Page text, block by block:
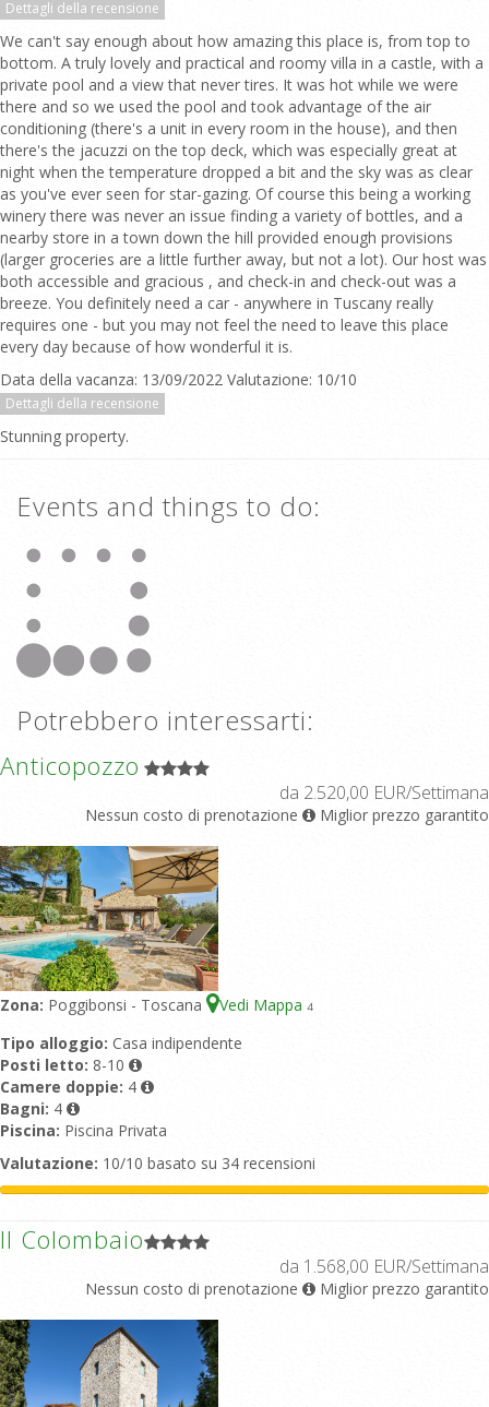
Dettagli della recensione
We can't say enough about how amazing this place is, from top to
bottom. A truly lovely and practical and roomy villa in a castle, with a
private pool and a view that never tires. It was hot while we were
there and so we used the pool and took advantage of the air
conditioning (there's a unit in every room in the house), and then
there's the jacuzzi on the top deck, which was especially great at
night when the temperature dropped a bit and the sky was as clear
as you've ever seen for star-gazing. Of course this being a working
winery there was never an issue finding a variety of bottles, and a
nearby store in a town down the hill provided enough provisions
(larger groceries are a little further away, but not a lot). Our host was
both accessible and gracious , and check-in and check-out was a
breeze. You definitely need a car - anywhere in Tuscany really
requires one - but you may not feel the need to leave this place
every day because of how wonderful it is.
Data della vacanza: 13/09/2022 Valutazione: 10/10
Dettagli della recensione
Stunning property.
Events and things to do:
Potrebbero interessarti:
Anticopozzo
da 2.520,00 EUR/Settimana
Nessun costo di prenotazione Miglior prezzo garantito
Zona: Poggibonsi - Toscana Vedi Mappa 4
Tipo alloggio: Casa indipendente
Posti letto: 8-10
Camere doppie: 4
Bagni: 4
Piscina: Piscina Privata
Valutazione: 10/10 basato su 34 recensioni
Il Colombaio
da 1.568,00 EUR/Settimana
Nessun costo di prenotazione Miglior prezzo garantito